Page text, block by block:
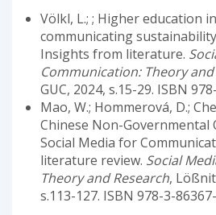
Völkl, L.; ; Higher education
communicating
Insights from literature.
Communication: Theory and
GUC, 2024, s.15-29. ISBN
Mao, W.; Hommerová, D.;
Chinese Non-Governmental
Social Media for
literature review. Social
Theory and Research,
s.113-127. ISBN 978-3-